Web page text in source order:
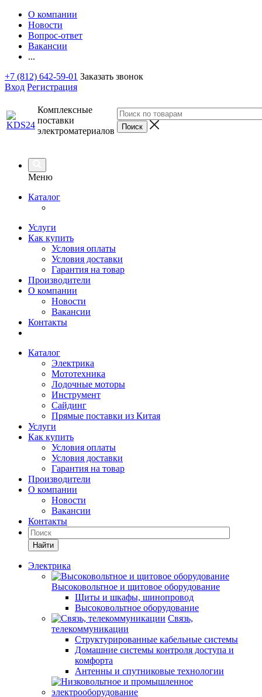
О компании
Новости
Вопрос-ответ
Вакансии
...
+7 (812) 642-59-01 Заказать звонок
Вход Регистрация
Комплексные
поставки
электроматериалов
Меню
Каталог
Услуги
Как купить
Условия оплаты
Условия доставки
Гарантия на товар
Производители
О компании
Новости
Вакансии
Контакты
Каталог
Электрика
Мототехника
Лодочные моторы
Инструмент
Сайдинг
Прямые поставки из Китая
Услуги
Как купить
Условия оплаты
Условия доставки
Гарантия на товар
Производители
О компании
Новости
Вакансии
Контакты
Найти
Электрика
Высоковольтное и щитовое оборудование
Щиты и шкафы, шинопровод
Высоковольтное оборудование
Связь,
телекоммуникации
Структурированные кабельные системы
Домашние системы контроля доступа и
комфорта
Антенны и спутниковые технологии